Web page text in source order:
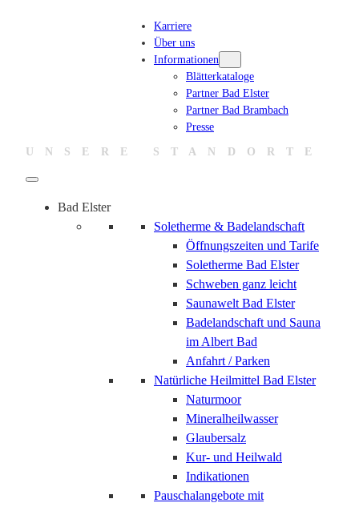
Karriere
Über uns
Informationen
Blätterkataloge
Partner Bad Elster
Partner Bad Brambach
Presse
UNSERE STANDORTE
Bad Elster
Soletherme & Badelandschaft
Öffnungszeiten und Tarife
Soletherme Bad Elster
Schweben ganz leicht
Saunawelt Bad Elster
Badelandschaft und Sauna
im Albert Bad
Anfahrt / Parken
Natürliche Heilmittel Bad Elster
Naturmoor
Mineralheilwasser
Glaubersalz
Kur- und Heilwald
Indikationen
Pauschalangebote mit